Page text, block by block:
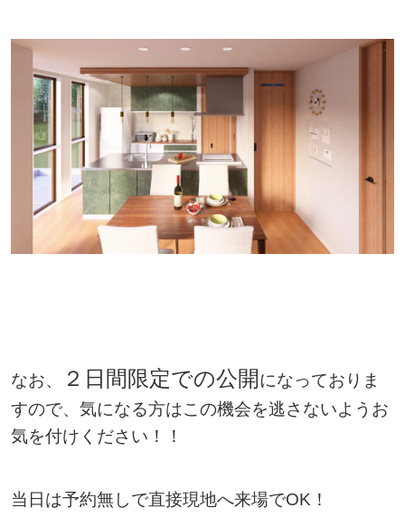
なお、 ２日間限定での公開になっておりま
すので、気になる方はこの機会を逃さないようお
気を付けください！！
当日は予約無しで直接現地へ来場でOK！